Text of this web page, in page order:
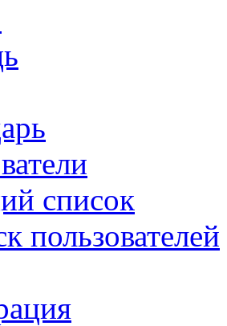
список
пользователей